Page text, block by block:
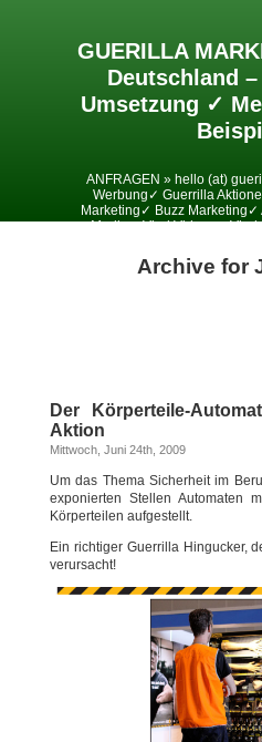
GUERILLA
Deutschland
Umsetzung ✓
ANFRAGEN » hello (at)
Werbung✓ Guerrilla
Marketing✓ Buzz
Media✓ Viral Videos✓
Archive for
Der Körperteile-
Aktion
Mittwoch, Juni 24th, 2009
Um das Thema Sicherheit im
exponierten Stellen Automaten
Körperteilen aufgestellt.
Ein richtiger Guerrilla Hingucker,
verursacht!